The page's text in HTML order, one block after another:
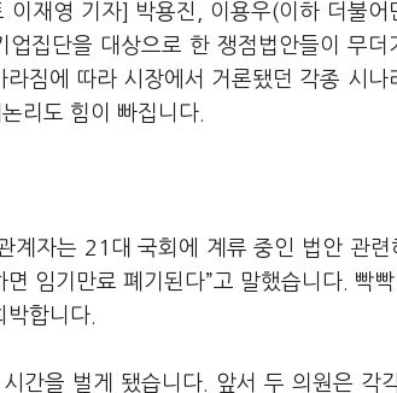
이재영 기자] 박용진, 이용우(이하 더불
업집단을 대상으로 한 쟁점법안들이 무
라짐에 따라 시장에서 거론됐던 각종 시
리도 힘이 빠집니다.
계자는 21대 국회에 계류 중인 법안 관
면 임기만료 폐기된다”고 말했습니다. 빡
합니다.
간을 벌게 됐습니다. 앞서 두 의원은 각